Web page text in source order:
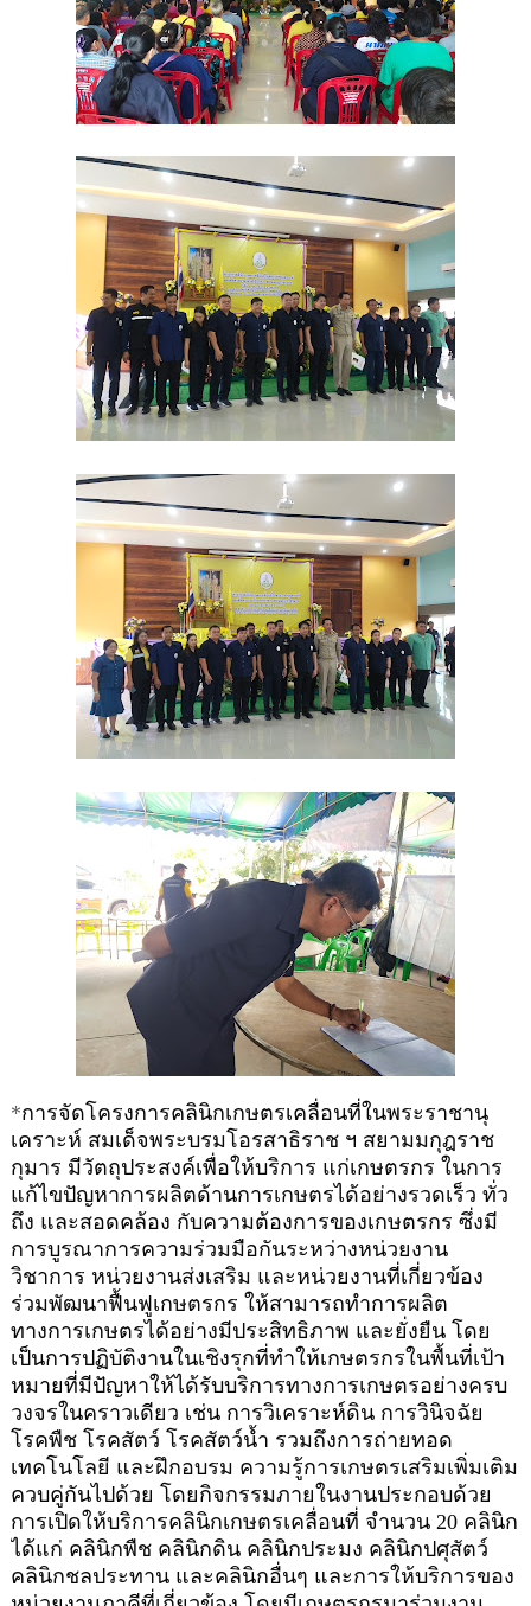
*การจัดโครงการคลินิกเกษตรเคลื่อนที่ในพระราชานุ
เคราะห์ สมเด็จพระบรมโอรสาธิราช ฯ สยามมกุฎราช
กุมาร มีวัตถุประสงค์เพื่อให้บริการ แก่เกษตรกร ในการ
แก้ไขปัญหาการผลิตด้านการเกษตรได้อย่างรวดเร็ว ทั่ว
ถึง และสอดคล้อง กับความต้องการของเกษตรกร ซึ่งมี
การบูรณาการความร่วมมือกันระหว่างหน่วยงาน
วิชาการ หน่วยงานส่งเสริม และหน่วยงานที่เกี่ยวข้อง
ร่วมพัฒนาฟื้นฟูเกษตรกร ให้สามารถทำการผลิต
ทางการเกษตรได้อย่างมีประสิทธิภาพ และยั่งยืน โดย
เป็นการปฏิบัติงานในเชิงรุกที่ทำให้เกษตรกรในพื้นที่เป้า
หมายที่มีปัญหาให้ได้รับบริการทางการเกษตรอย่างครบ
วงจรในคราวเดียว เช่น การวิเคราะห์ดิน การวินิจฉัย
โรคพืช โรคสัตว์ โรคสัตว์น้ำ รวมถึงการถ่ายทอด
เทคโนโลยี และฝึกอบรม ความรู้การเกษตรเสริมเพิ่มเติม
ควบคู่กันไปด้วย โดยกิจกรรมภายในงานประกอบด้วย
การเปิดให้บริการคลินิกเกษตรเคลื่อนที่ จํานวน 20 คลินิก
ได้แก่ คลินิกพืช คลินิกดิน คลินิกประมง คลินิกปศุสัตว์
คลินิกชลประทาน และคลินิกอื่นๆ และการให้บริการของ